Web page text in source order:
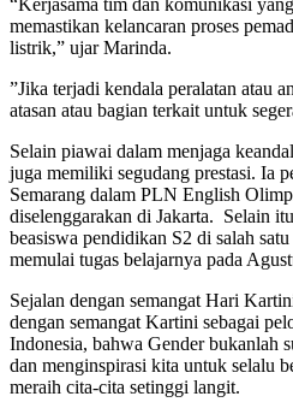
“Kerjasama tim dan komunikasi
memastikan kelancaran proses
listrik,” ujar Marinda.
”Jika terjadi kendala peralatan atau
atasan atau bagian terkait untuk
Selain piawai dalam menjaga
juga memiliki segudang prestasi. Ia
Semarang dalam PLN English
diselenggarakan di Jakarta. Selain
beasiswa pendidikan S2 di salah
memulai tugas belajarnya pada
Sejalan dengan semangat Hari
dengan semangat Kartini sebagai
Indonesia, bahwa Gender bukanlah
dan menginspirasi kita untuk selalu
meraih cita-cita setinggi langit.